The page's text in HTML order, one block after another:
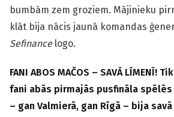
bumbām zem groziem. Mājinieku
klāt bija nācis jaunā komandas
Sefinancelogo.
FANI ABOS MAČOS – SAVĀ LĪMENĪ!
fani abās pirmajās pusfināla
– gan Valmierā, gan Rīgā – bija